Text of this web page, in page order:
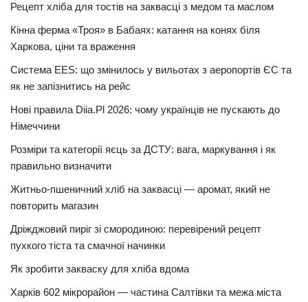
Рецепт хліба для тостів на заквасці з медом та маслом
Кінна ферма «Троя» в Бабаях: катання на конях біля
Харкова, ціни та враження
Система EES: що змінилось у вильотах з аеропортів ЄС та
як не запізнитись на рейс
Нові правила Diia.Pl 2026: чому українців не пускають до
Німеччини
Розміри та категорії яєць за ДСТУ: вага, маркування і як
правильно визначити
Житньо-пшеничний хліб на заквасці — аромат, який не
повторить магазин
Дріжджовий пиріг зі смородиною: перевірений рецепт
пухкого тіста та смачної начинки
Як зробити закваску для хліба вдома
Харків 602 мікрорайон — частина Салтівки та межа міста